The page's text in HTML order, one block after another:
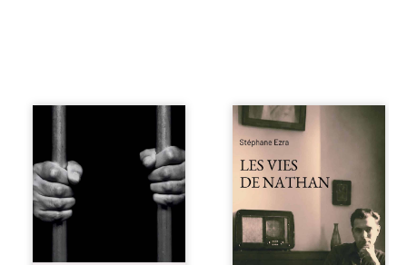
« Une nuit suffit
parfois pour briser
une famille… mais
certaines fidélités
traversent les
années. » Haïti,
sous la dictature
des Duvalier. La
peur s’étend
Les vies de
Nathan est un
né en trois jours,
au printemps
2026. Pour la
première fois,
Stéphane Ezra,
médium, a pu